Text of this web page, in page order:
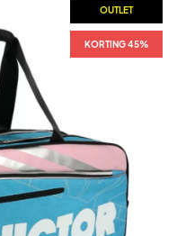
OUTLET
KORTING 45%